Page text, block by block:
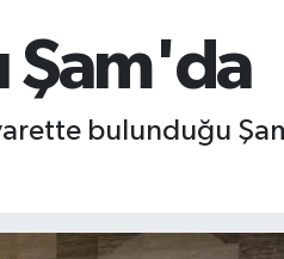
Şam'da
bulunduğu